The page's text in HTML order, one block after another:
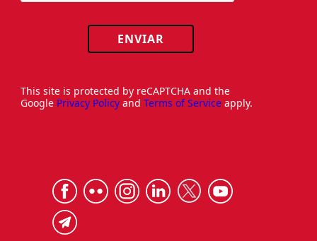
ENVIAR
This site is protected by reCAPTCHA and the
Google Privacy Policy and Terms of Service apply.